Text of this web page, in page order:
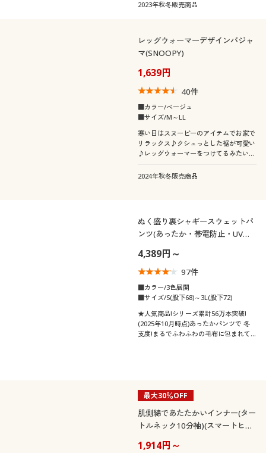
2023年秋冬販売商品
レッグウォーマーデザインパジャ
マ(SNOOPY)
1,639円
40件
■カラー/ベージュ
■サイズ/M～LL
寒い日はスヌーピーのアイテムでお家で
リラックス♪クシュっとした裾が可愛い
♪レッグウォーマーをつけてるみたいな
2024年秋冬販売商品
ぬく盛り裏シャギースウェットパ
ンツ(あったか・帯電防止・UVカ
4,389円～
97件
■カラー/3色展開
■サイズ/S(股下68)～3L(股下72)
★人気商品!シリーズ累計56万本突破!
(2025年10月時点)あったかパンツで 冬
支度!まるでふわふわの毛布に包まれて
最大30％OFF
肌側綿であたたかいインナー(ター
トルネック10分袖)(スマートヒー
1,914円～